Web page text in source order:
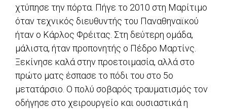
χτύπησε την πόρτα. Πήγε το 2010 στη Μαρίτιμο
όταν τεχνικός διευθυντής του Παναθηναϊκού
ήταν ο Κάρλος Φρέιτας. Στη δεύτερη ομάδα,
μάλιστα, ήταν προπονητής ο Πέδρο Μαρτίνς.
Ξεκίνησε καλά στην προετοιμασία, αλλά στο
πρώτο ματς έσπασε το πόδι του στο 5ο
μετατάρσιο. Ο πολύ σοβαρός τραυματισμός τον
οδήγησε στο χειρουργείο και ουσιαστικά η